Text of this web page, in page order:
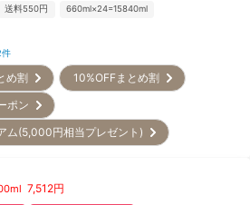
送料550円 660ml×24=15840ml
件
め割
10%OFFまとめ割
ポン
ム(5,000円相当プレゼント)
7,512円